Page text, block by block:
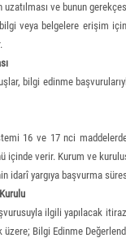
uzatılması ve bunun
veya belgelere erişim
bilgi edinme
16 ve 17 nci
içinde verir. Kurum ve
idarî yargıya başvurma
ilgili yapılacak
Bilgi Edinme